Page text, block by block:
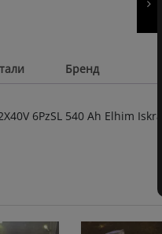
Бренд
6PzSL 540 Ah Elhim Iskra